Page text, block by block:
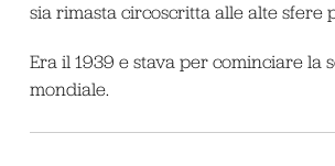
sia rimasta circoscritta alle alte sfere
Era il 1939 e stava per cominciare la
mondiale.